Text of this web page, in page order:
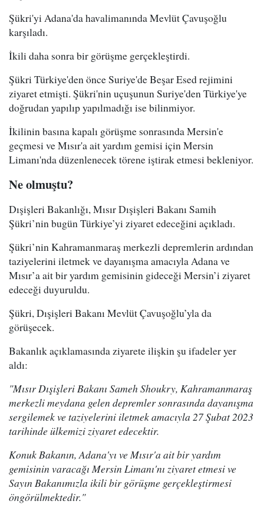
Şükri'yi Adana'da havalimanında Mevlüt Çavuşoğlu
karşıladı.
İkili daha sonra bir görüşme gerçekleştirdi.
Şükri Türkiye'den önce Suriye'de Beşar Esed rejimini
ziyaret etmişti. Şükri'nin uçuşunun Suriye'den Türkiye'ye
doğrudan yapılıp yapılmadığı ise bilinmiyor.
İkilinin basına kapalı görüşme sonrasında Mersin'e
geçmesi ve Mısır'a ait yardım gemisi için Mersin
Limanı'nda düzenlenecek törene iştirak etmesi bekleniyor.
Ne olmuştu?
Dışişleri Bakanlığı, Mısır Dışişleri Bakanı Samih
Şükri’nin bugün Türkiye’yi ziyaret edeceğini açıkladı.
Şükri’nin Kahramanmaraş merkezli depremlerin ardından
taziyelerini iletmek ve dayanışma amacıyla Adana ve
Mısır’a ait bir yardım gemisinin gideceği Mersin’i ziyaret
edeceği duyuruldu.
Şükri, Dışişleri Bakanı Mevlüt Çavuşoğlu’yla da
görüşecek.
Bakanlık açıklamasında ziyarete ilişkin şu ifadeler yer
aldı:
"Mısır Dışişleri Bakanı Sameh Shoukry, Kahramanmaraş
merkezli meydana gelen depremler sonrasında dayanışma
sergilemek ve taziyelerini iletmek amacıyla 27 Şubat 2023
tarihinde ülkemizi ziyaret edecektir.
Konuk Bakanın, Adana'yı ve Mısır'a ait bir yardım
gemisinin varacağı Mersin Limanı'nı ziyaret etmesi ve
Sayın Bakanımızla ikili bir görüşme gerçekleştirmesi
öngörülmektedir."